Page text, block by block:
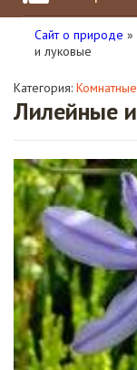
Сайт о природе »
и луковые
Категория:
Лилейные